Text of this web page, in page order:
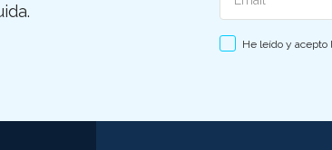
He leído y acepto